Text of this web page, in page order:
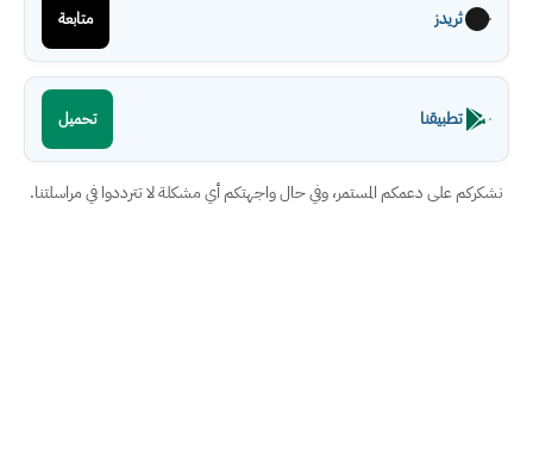
ثريدز متابعة
تطبيقنا تحميل
نشكركم على دعمكم المستمر، وفي حال واجهتكم أي مشكلة لا تترددوا في مراسلتنا.